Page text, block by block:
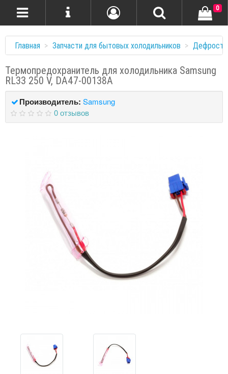
0
Главная Запчасти для бытовых холодильников
Термопредохранитель для холодильника Samsung
RL33 250 V, DA47-00138A
Производитель: Samsung
0 отзывов